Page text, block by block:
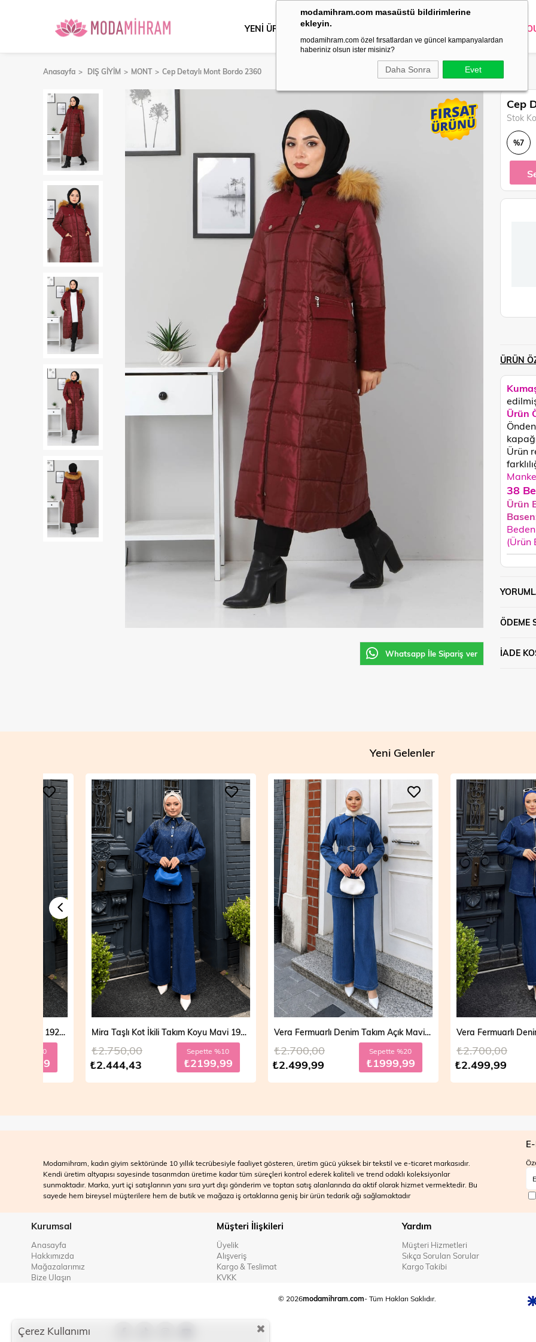
modamihram.com masaüstü bildirimlerine
ekleyin.
modamihram.com özel fırsatlardan ve güncel kampanyalardan
haberiniz olsun ister misiniz?
Daha Sonra Evet
YENİ ÜRÜNLER DIŞ GİYİM
Anasayfa DIŞ GİYİM MONT Cep Detaylı Mont Bordo 2360
Whatsapp İle Sipariş ver
Cep
Stok
%7
ÜRÜN
Ürün
Ürün
38
Ürün
(Ürün
ÖDEME
İADE
Yeni Gelenler
Mira Taşlı Kot İkili Takım Koyu Mavi 19286
₺2.444,43
₺2.750,00 Sepette %10
₺2199,99
Vera Fermuarlı Denim Takım Açık Mavi 19298
₺2.499,99
₺2.700,00 Sepette %20
₺1999,99 ₺2.499,99
₺2.700,00
Modamihram, kadın giyim sektöründe 10 yıllık tecrübesiyle faaliyet gösteren, üretim gücü yüksek bir tekstil ve e-ticaret markasıdır.
Kendi üretim altyapısı sayesinde tasarımdan üretime kadar tüm süreçleri kontrol ederek kaliteli ve trend odaklı koleksiyonlar
sunmaktadır. Marka, yurt içi satışlarının yanı sıra yurt dışı gönderim ve toptan satış alanlarında da aktif olarak hizmet vermektedir. Bu
sayede hem bireysel müşterilere hem de butik ve mağaza iş ortaklarına geniş bir ürün tedarik ağı sağlamaktadır
Kurumsal
Anasayfa
Hakkımızda
Mağazalarımız
Bize Ulaşın
Müşteri İlişkileri
Üyelik
Alışveriş
Kargo & Teslimat
KVKK
Yardım
Müşteri Hizmetleri
Sıkça Sorulan Sorular
Kargo Takibi
© 2026modamihram.com- Tüm Hakları Saklıdır.
Çerez Kullanımı